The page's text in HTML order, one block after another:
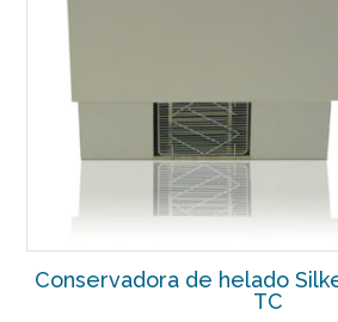
Conservadora de helado
TC